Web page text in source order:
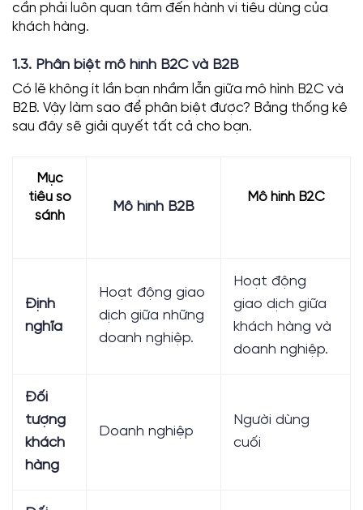
cần phải luôn quan tâm đến hành vi tiêu dùng của
khách hàng.
1.3. Phân biệt mô hình B2C và B2B
Có lẽ không ít lần bạn nhầm lẫn giữa mô hình B2C và
B2B. Vậy làm sao để phân biệt được? Bảng thống kê
sau đây sẽ giải quyết tất cả cho bạn.
Mục
tiêu so
sánh
Mô hình B2B
Mô hinh B2C
Định
nghĩa
Hoạt động giao
dịch giữa những
doanh nghiệp.
Hoạt động
giao dịch giữa
khách hàng và
doanh nghiệp.
Đối
tượng
khách
hàng
Doanh nghiệp
Người dùng
cuối